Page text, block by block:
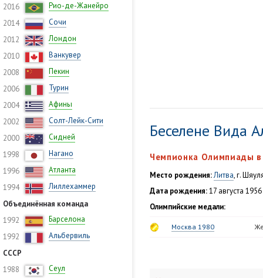
2016
Рио-де-Жанейро
2014
Сочи
2012
Лондон
2010
Ванкувер
2008
Пекин
2006
Турин
2004
Афины
2002
Солт-Лейк-Сити
2000
Сидней
1998
Нагано
1996
Атланта
1994
Лиллехаммер
Объединённая команда
1992
Барселона
1992
Альбервиль
СССР
1988
Сеул
Беселене Вида
Чемпионка Олимпиады
Место рождения:Литва, г.
Дата рождения:17 августа
Олимпийские медали:
Москва 1980